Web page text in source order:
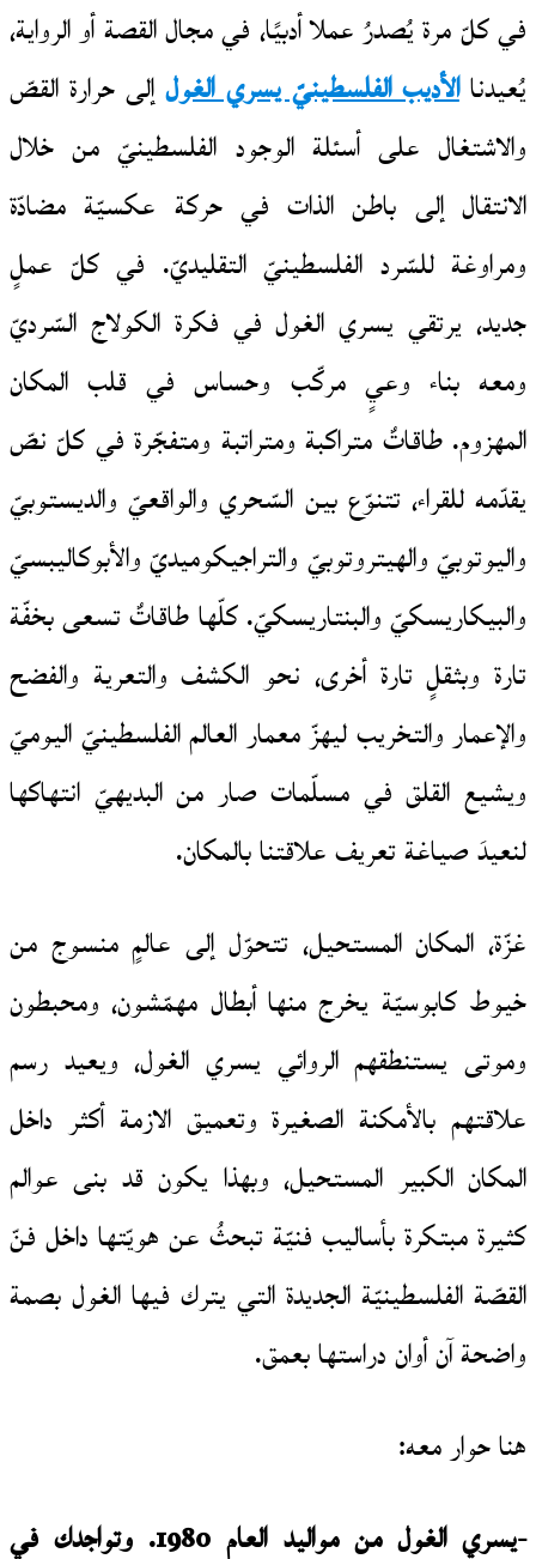
في كلّ مرة يُصدرُ عملا أدبيًا، في مجال القصة أو الرواية،
يُعيدناالأديب الفلسطينيّ يسري الغولإلى حرارة القصّ
والاشتغال على أسئلة الوجود الفلسطينيّ من خلال
الانتقال إلى باطن الذات في حركة عكسيّة مضادّة
ومراوغة للسّرد الفلسطينيّ التقليديّ. في كلّ عملٍ
جديد، يرتقي يسري الغول في فكرة الكولاج السّرديّ
ومعه بناء وعيٍ مركّب وحساس في قلب المكان
المهزوم. طاقاتٌ متراكبة ومتراتبة ومتفجّرة في كلّ نصّ
يقدّمه للقراء، تتنوّع بين السّحري والواقعيّ والديستوبيّ
واليوتوبيّ والهيتروتوبيّ والتراجيكوميديّ والأبوكاليبسيّ
والبيكاريسكيّ والبنتاريسكيّ. كلّها طاقاتٌ تسعى بخفّة
تارة وبثقلٍ تارة أخرى، نحو الكشف والتعرية والفضح
والإعمار والتخريب ليهزّ معمار العالم الفلسطينيّ اليوميّ
ويشيع القلق في مسلّمات صار من البديهيّ انتهاكها
لنعيدَ صياغة تعريف علاقتنا بالمكان.
غزّة، المكان المستحيل، تتحوّل إلى عالمٍ منسوج من
خيوط كابوسيّة يخرج منها أبطال مهمّشون، ومحبطون
وموتى يستنطقهم الروائي يسري الغول، ويعيد رسم
علاقتهم بالأمكنة الصغيرة وتعميق الازمة أكثر داخل
المكان الكبير المستحيل، وبهذا يكون قد بنى عوالم
كثيرة مبتكرة بأساليب فنيّة تبحثُ عن هويّتها داخل فنّ
القصّة الفلسطينيّة الجديدة التي يترك فيها الغول بصمة
واضحة آن أوان دراستها بعمق.
هنا حوار معه:
-يسري الغول من مواليد العام 1980. وتواجدك في